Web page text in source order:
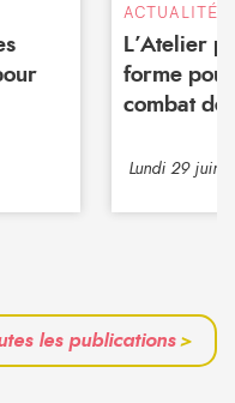
ACTUALITÉS
L’Atelier
forme
combat de
Lundi 29 juin
les publications>